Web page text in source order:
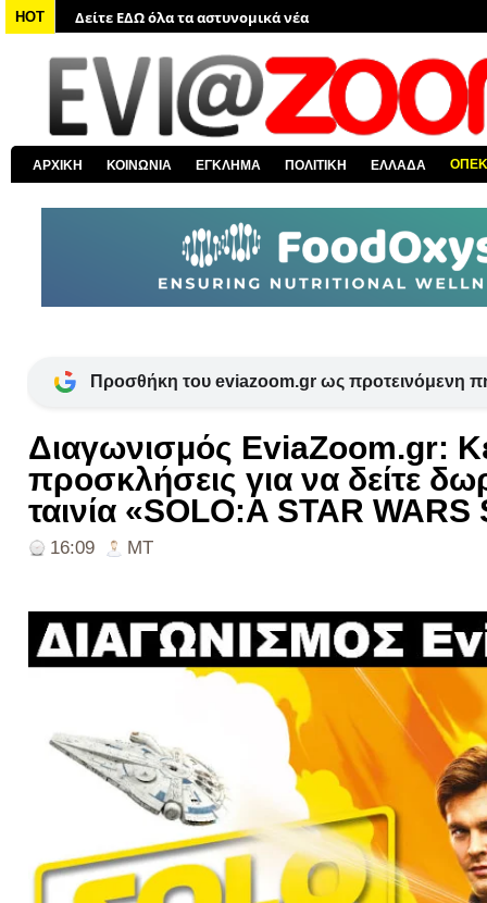
HOT
Δείτε ΕΔΩ όλα τα νέα από τον κόσμο
Δείτε ΕΔΩ όλα τα νέα για την Χαλκίδα και όλη την Εύβοια
Δείτε ΕΔΩ όλες τις ειδήσεις από την Ελλάδα
Δείτε ΕΔΩ όλα τα πολιτικά νέα
Δείτε ΕΔΩ τις αποκαλύψεις του EviaZoom.gr
ΑΡΧΙΚΗ ΚΟΙΝΩΝΙΑ ΕΓΚΛΗΜΑ ΠΟΛΙΤΙΚΗ ΕΛΛΑΔΑ
Προσθήκη του eviazoom.gr ως προτεινόμενη
Διαγωνισμός EviaZoom.gr:
προσκλήσεις για να δείτε
ταινία «SOLO:A STAR WARS
16:09 ΜΤ